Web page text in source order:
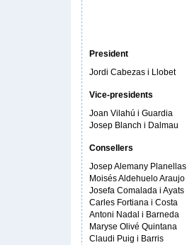
President
Jordi Cabezas i Llobet
Vice-presidents
Joan Vilahú i Guardia
Josep Blanch i Dalmau
Consellers
Josep Alemany Planellas
Moisés Aldehuelo Araujo
Josefa Comalada i Ayats
Carles Fortiana i Costa
Antoni Nadal i Barneda
Maryse Olivé Quintana
Claudi Puig i Barris